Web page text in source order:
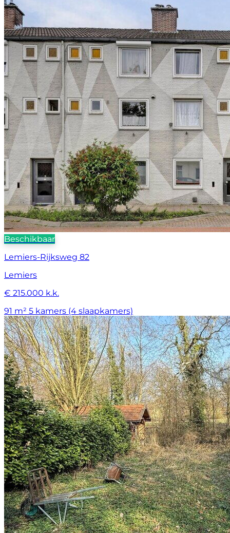
Beschikbaar
Lemiers-Rijksweg 82
Lemiers
€ 215.000 k.k.
91 m² 5 kamers (4 slaapkamers)